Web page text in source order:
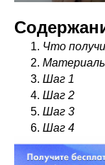
Что
Шаг 1
Шаг 2
Шаг 3
Шаг 4